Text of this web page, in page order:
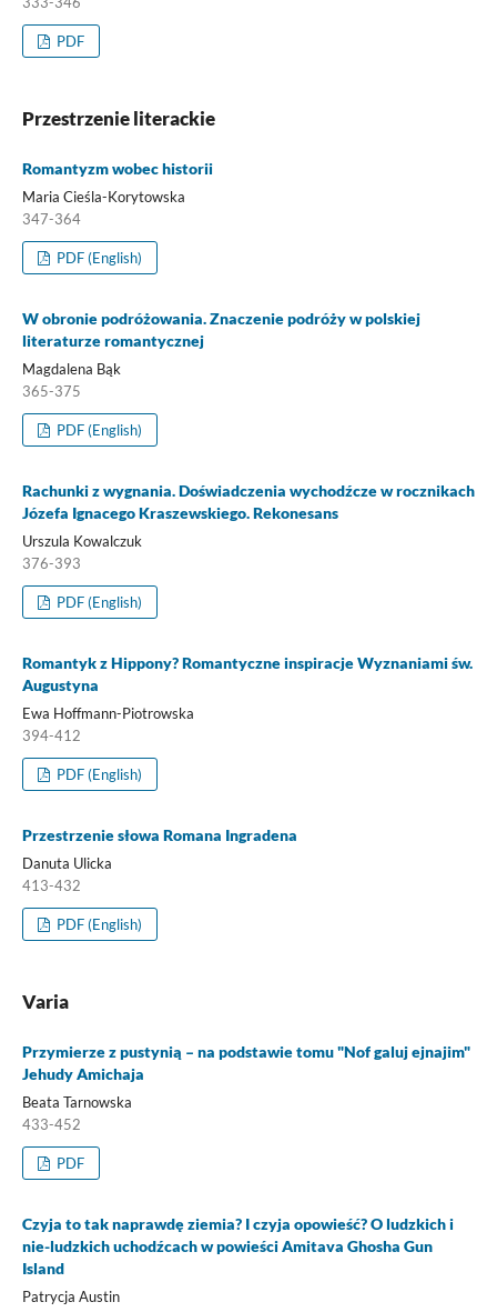
PDF
Przestrzenie literackie
Romantyzm wobec historii
Maria Cieśla-Korytowska
347-364
PDF (English)
W obronie podróżowania. Znaczenie podróży w polskiej
literaturze romantycznej
Magdalena Bąk
365-375
PDF (English)
Rachunki z wygnania. Doświadczenia wychodźcze w rocznikach
Józefa Ignacego Kraszewskiego. Rekonesans
Urszula Kowalczuk
376-393
PDF (English)
Romantyk z Hippony? Romantyczne inspiracje Wyznaniami św.
Augustyna
Ewa Hoffmann-Piotrowska
394-412
PDF (English)
Przestrzenie słowa Romana Ingradena
Danuta Ulicka
413-432
PDF (English)
Varia
Przymierze z pustynią – na podstawie tomu "Nof galuj ejnajim"
Jehudy Amichaja
Beata Tarnowska
433-452
PDF
Czyja to tak naprawdę ziemia? I czyja opowieść? O ludzkich i
nie-ludzkich uchodźcach w powieści Amitava Ghosha Gun
Island
Patrycja Austin